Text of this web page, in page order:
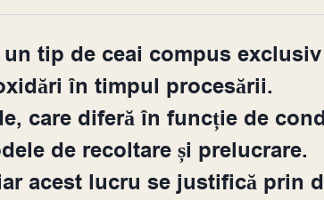
un tip de ceai compus
în timpul procesării.
care diferă în funcție de
de recoltare și prelucrare.
acest lucru se justifică prin